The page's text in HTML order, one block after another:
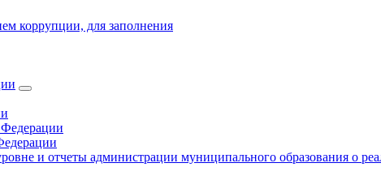
коррупции, для заполнения
Федерации
и отчеты администрации муниципального образования о